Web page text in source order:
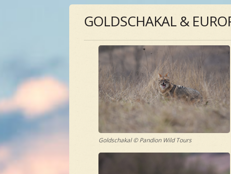
GOLDSCHAKAL &
Goldschakal © Pandion Wild Tours